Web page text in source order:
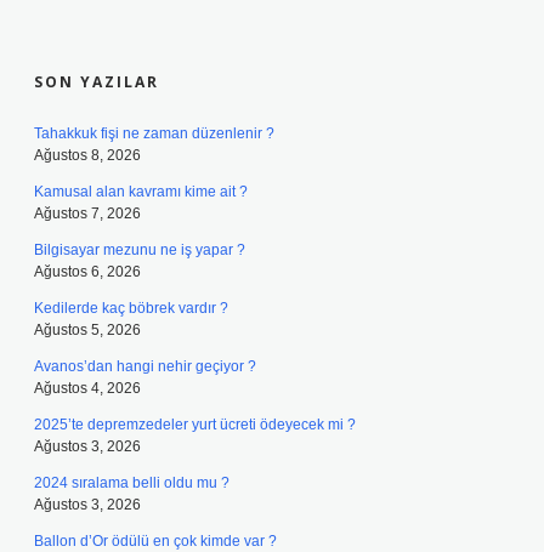
SON YAZILAR
Tahakkuk fişi ne zaman düzenlenir ?
Ağustos 8, 2026
Kamusal alan kavramı kime ait ?
Ağustos 7, 2026
Bilgisayar mezunu ne iş yapar ?
Ağustos 6, 2026
Kedilerde kaç böbrek vardır ?
Ağustos 5, 2026
Avanos’dan hangi nehir geçiyor ?
Ağustos 4, 2026
2025’te depremzedeler yurt ücreti ödeyecek mi ?
Ağustos 3, 2026
2024 sıralama belli oldu mu ?
Ağustos 3, 2026
Ballon d’Or ödülü en çok kimde var ?